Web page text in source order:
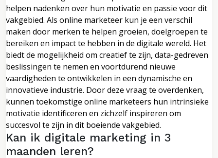
helpen nadenken over hun motivatie en passie voor dit
vakgebied. Als online marketeer kun je een verschil
maken door merken te helpen groeien, doelgroepen te
bereiken en impact te hebben in de digitale wereld. Het
biedt de mogelijkheid om creatief te zijn, data-gedreven
beslissingen te nemen en voortdurend nieuwe
vaardigheden te ontwikkelen in een dynamische en
innovatieve industrie. Door deze vraag te overdenken,
kunnen toekomstige online marketeers hun intrinsieke
motivatie identificeren en zichzelf inspireren om
succesvol te zijn in dit boeiende vakgebied.
Kan ik digitale marketing in 3
maanden leren?